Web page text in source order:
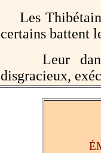
Les
certains battent
Leur danse
disgracieux,